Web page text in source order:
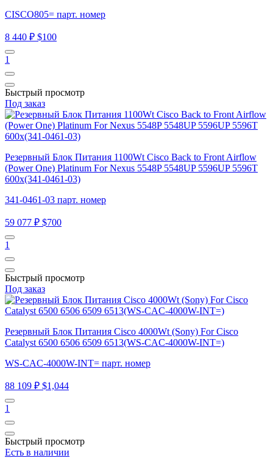
CISCO805= парт. номер
8 440 ₽ $100
1
Быстрый просмотр
Под заказ
Резервный Блок Питания 1100Wt Cisco Back to Front Airflow
(Power One) Platinum For Nexus 5548P 5548UP 5596UP 5596T
600x(341-0461-03)
341-0461-03 парт. номер
59 077 ₽ $700
1
Быстрый просмотр
Под заказ
Резервный Блок Питания Cisco 4000Wt (Sony) For Cisco
Catalyst 6500 6506 6509 6513(WS-CAC-4000W-INT=)
WS-CAC-4000W-INT= парт. номер
88 109 ₽ $1,044
1
Быстрый просмотр
Есть в наличии